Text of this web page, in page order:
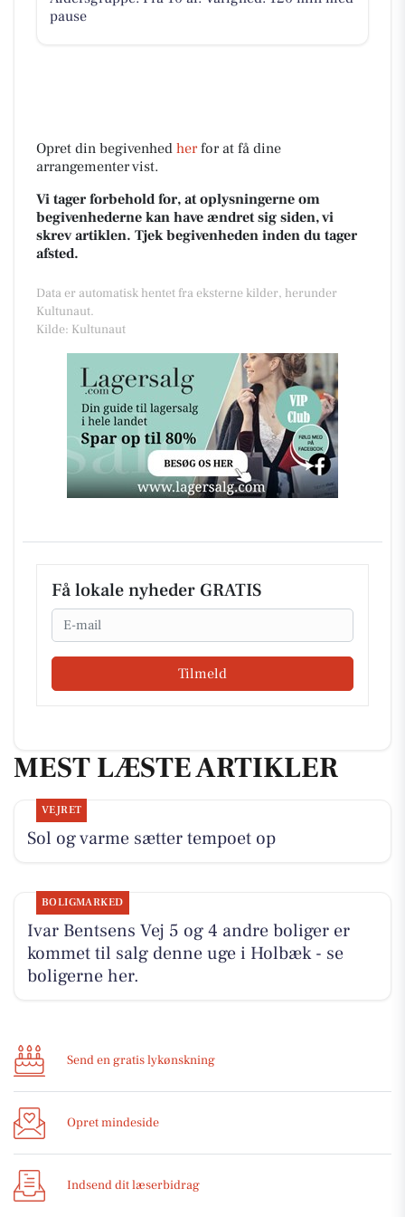
pause
Opret din begivenhed herfor at få dine
arrangementer vist.
Vi tager forbehold for, at oplysningerne om
begivenhederne kan have ændret sig siden, vi
skrev artiklen. Tjek begivenheden inden du tager
afsted.
Data er automatisk hentet fra eksterne kilder, herunder
Kultunaut.
Kilde: Kultunaut
Få lokale nyheder GRATIS
Email
Tilmeld
MEST LÆSTE ARTIKLER
VEJRET
Sol og varme sætter tempoet op
BOLIGMARKED
Ivar Bentsens Vej 5 og 4 andre boliger er
kommet til salg denne uge i Holbæk - se
boligerne her.
Send en gratis lykønskning
Opret mindeside
Indsend dit læserbidrag